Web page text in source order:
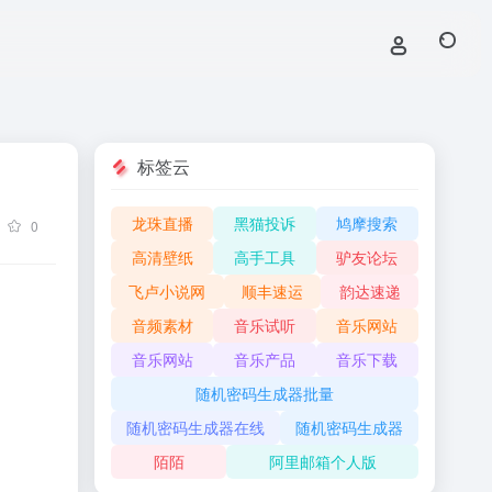
0
标签云
龙珠直播 黑猫投诉
鸠摩搜索
高清壁纸
高手工具
驴友论坛
飞卢小说网
顺丰速运
韵达速递
音频素材
音乐试听
音乐网站
音乐网站
音乐产品
音乐下载
随机密码生成器批量
随机密码生成器在线
随机密码生成器
陌陌
阿里邮箱个人版